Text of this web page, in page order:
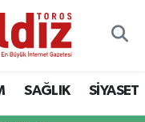
SAĞLIK SİYASET